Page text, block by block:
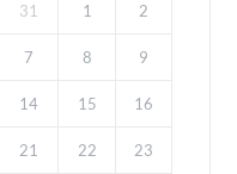
31 1 2
7 8 9
14 15 16
21 22 23